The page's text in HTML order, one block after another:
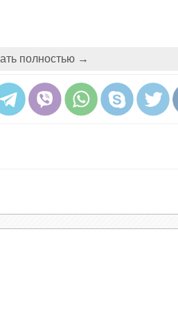
образом возник
я не занимаюсь
сложнее. Раньше
сетях фотки собранных
полностью →